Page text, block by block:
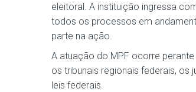
eleitoral. A instituição ingressa
todos os processos em
parte na ação.
A atuação do MPF ocorre perante
os tribunais regionais federais, os
leis federais.